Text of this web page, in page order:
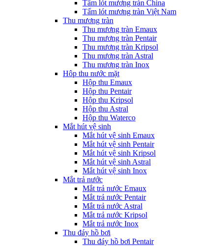
Tấm lót mương tràn China
Tấm lót mương tràn Việt Nam
Thu mương tràn
Thu mương tràn Emaux
Thu mương tràn Pentair
Thu mương tràn Kripsol
Thu mương tràn Astral
Thu mương tràn Inox
Hôp thu nước mặt
Hộp thu Emaux
Hộp thu Pentair
Hộp thu Kripsol
Hộp thu Astral
Hộp thu Waterco
Mắt hút vệ sinh
Mắt hút vệ sinh Emaux
Mắt hút vệ sinh Pentair
Mắt hút vệ sinh Kripsol
Mắt hút vệ sinh Astral
Mắt hút vệ sinh Inox
Mắt trả nước
Mắt trả nước Emaux
Mắt trả nước Pentair
Mắt trả nước Astral
Mắt trả nước Kripsol
Mắt trả nước Inox
Thu đáy hồ bơi
Thu đáy hồ bơi Pentair